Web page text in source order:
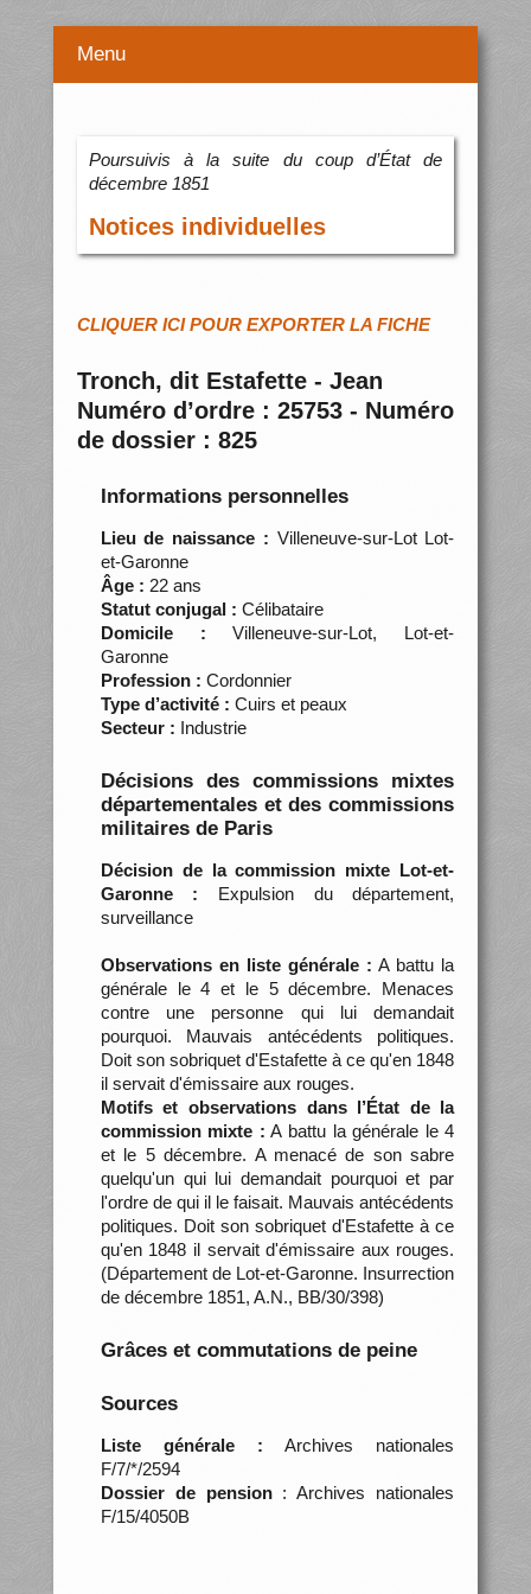
Menu
Poursuivis à la suite du coup d’État de
décembre 1851
Notices individuelles
CLIQUER ICI POUR EXPORTER LA FICHE
Tronch, dit Estafette - Jean
Numéro d’ordre : 25753 - Numéro
de dossier : 825
Informations personnelles
Lieu de naissance : Villeneuve-sur-Lot Lot-
et-Garonne
Âge : 22 ans
Statut conjugal : Célibataire
Domicile : Villeneuve-sur-Lot, Lot-et-
Garonne
Profession : Cordonnier
Type d’activité : Cuirs et peaux
Secteur : Industrie
Décisions des commissions mixtes
départementales et des commissions
militaires de Paris
Décision de la commission mixte Lot-et-
Garonne : Expulsion du département,
surveillance
Observations en liste générale : A battu la
générale le 4 et le 5 décembre. Menaces
contre une personne qui lui demandait
pourquoi. Mauvais antécédents politiques.
Doit son sobriquet d'Estafette à ce qu'en 1848
il servait d'émissaire aux rouges.
Motifs et observations dans l’État de la
commission mixte : A battu la générale le 4
et le 5 décembre. A menacé de son sabre
quelqu'un qui lui demandait pourquoi et par
l'ordre de qui il le faisait. Mauvais antécédents
politiques. Doit son sobriquet d'Estafette à ce
qu'en 1848 il servait d'émissaire aux rouges.
(Département de Lot-et-Garonne. Insurrection
de décembre 1851, A.N., BB/30/398)
Grâces et commutations de peine
Sources
Liste générale : Archives nationales
F/7/*/2594
Dossier de pension: Archives nationales
F/15/4050B